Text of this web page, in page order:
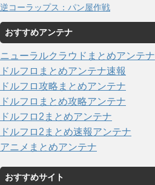
逆コーラップス：パン屋作戦
おすすめアンテナ
ニューラルクラウドまとめアンテナ
ドルフロまとめアンテナ速報
ドルフロ攻略まとめアンテナ
ドルフロまとめ攻略アンテナ
ドルフロ2まとめアンテナ
ドルフロ2まとめ速報アンテナ
アニメまとめアンテナ
おすすめサイト